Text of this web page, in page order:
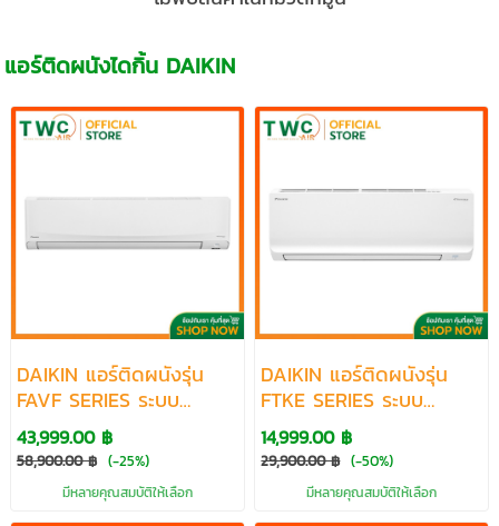
แอร์ติดผนังไดกิ้น DAIKIN
DAIKIN แอร์ติดผนังรุ่น
FAVF SERIES ระบบ
INVERTER ขนาด
30000-36200 BTU
43,999.00 ฿
58,900.00 ฿ (-25%)
มีหลายคุณสมบัติให้เลือก
DAIKIN แอร์ติดผนังรุ่น
FTKE SERIES ระบบ
INVERTER ขนาด 9200-
18100 BTU
14,999.00 ฿
29,900.00 ฿ (-50%)
มีหลายคุณสมบัติให้เลือก